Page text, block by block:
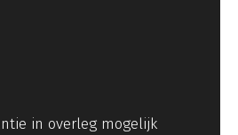
in overleg mogelijk